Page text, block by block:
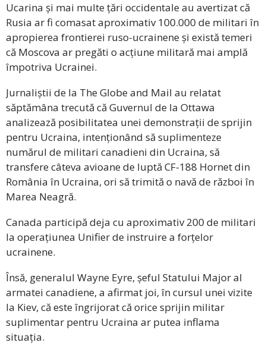
Ucarina și mai multe țări occidentale au avertizat că
Rusia ar fi comasat aproximativ 100.000 de militari în
apropierea frontierei ruso-ucrainene și există temeri
că Moscova ar pregăti o acțiune militară mai amplă
împotriva Ucrainei.
Jurnaliștii de la The Globe and Mail au relatat
săptămâna trecută că Guvernul de la Ottawa
analizează posibilitatea unei demonstrații de sprijin
pentru Ucraina, intenționând să suplimenteze
numărul de militari canadieni din Ucraina, să
transfere câteva avioane de luptă CF-188 Hornet din
România în Ucraina, ori să trimită o navă de război în
Marea Neagră.
Canada participă deja cu aproximativ 200 de militari
la operațiunea Unifier de instruire a forțelor
ucrainene.
Însă, generalul Wayne Eyre, șeful Statului Major al
armatei canadiene, a afirmat joi, în cursul unei vizite
la Kiev, că este îngrijorat că orice sprijin militar
suplimentar pentru Ucraina ar putea inflama
situația.